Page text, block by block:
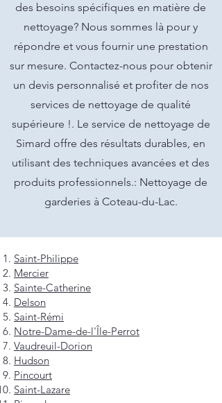
des besoins spécifiques en matière de
nettoyage? Nous sommes là pour y
répondre et vous fournir une prestation
sur mesure. Contactez-nous pour obtenir
un devis personnalisé et profiter de nos
services de nettoyage de qualité
supérieure !. Le service de nettoyage de
Simard offre des résultats durables, en
utilisant des techniques avancées et des
produits professionnels.: Nettoyage de
garderies à Coteau-du-Lac.
Saint-Philippe
Mercier
Sainte-Catherine
Delson
Saint-Rémi
Notre-Dame-de-l'Île-Perrot
Vaudreuil-Dorion
Hudson
Pincourt
Saint-Lazare